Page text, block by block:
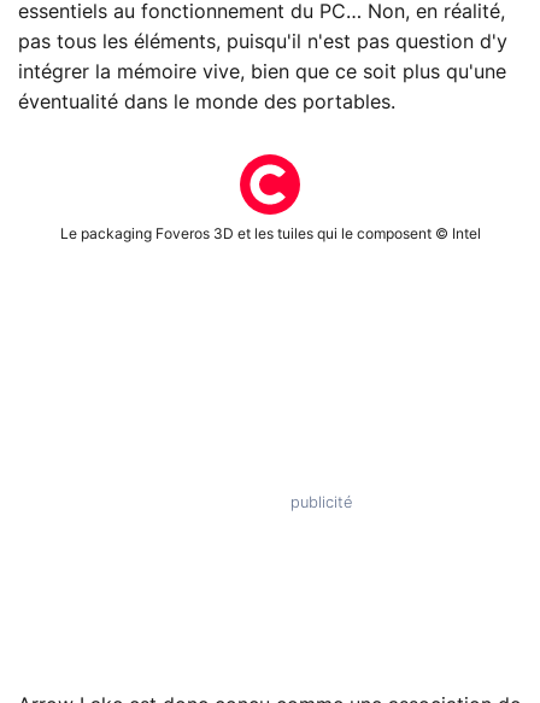
essentiels au fonctionnement du PC… Non, en réalité,
pas tous les éléments, puisqu'il n'est pas question d'y
intégrer la mémoire vive, bien que ce soit plus qu'une
éventualité dans le monde des portables.
Le packaging Foveros 3D et les tuiles qui le composent © Intel